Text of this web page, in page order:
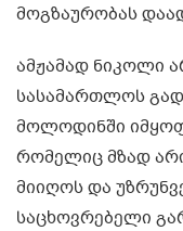
მოგზაურობას
ამჟამად ნიკოლი
სასამართლოს
მოლოდინში
რომელიც მზად
მიიღოს და
საცხოვრებელი